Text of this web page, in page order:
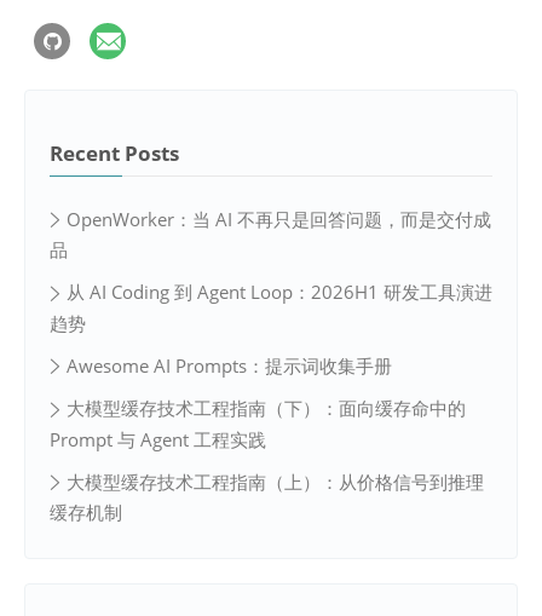
Recent Posts
OpenWorker：当 AI 不再只是回答问题，而是交付成
品
从 AI Coding 到 Agent Loop：2026H1 研发工具演进
趋势
Awesome AI Prompts：提示词收集手册
大模型缓存技术工程指南（下）：面向缓存命中的
Prompt 与 Agent 工程实践
大模型缓存技术工程指南（上）：从价格信号到推理
缓存机制